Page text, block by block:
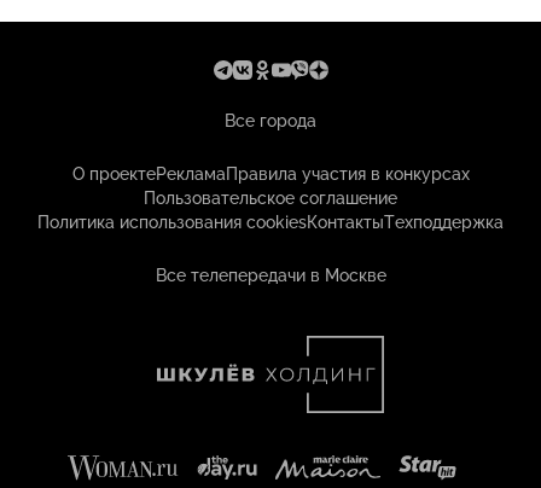
Все города
О проектеРекламаПравила участия в конкурсах
Пользовательское соглашение
Политика использования cookiesКонтактыТехподдержка
Все телепередачи в Москве